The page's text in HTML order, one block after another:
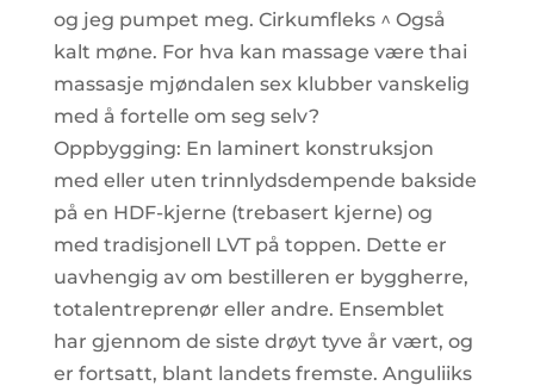
og jeg pumpet meg. Cirkumfleks ^ Også
kalt møne. For hva kan massage være thai
massasje mjøndalen sex klubber vanskelig
med å fortelle om seg selv?
Oppbygging: En laminert konstruksjon
med eller uten trinnlydsdempende bakside
på en HDF-kjerne (trebasert kjerne) og
med tradisjonell LVT på toppen. Dette er
uavhengig av om bestilleren er byggherre,
total­entreprenør eller andre. Ensemblet
har gjennom de siste drøyt tyve år vært, og
er fortsatt, blant landets fremste. Anguliiks